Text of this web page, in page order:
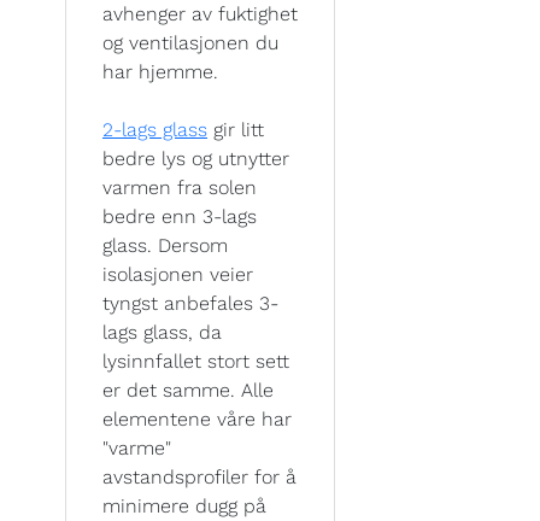
avhenger av fuktighet
og ventilasjonen du
har hjemme.
2-lags glass gir litt
bedre lys og utnytter
varmen fra solen
bedre enn 3-lags
glass. Dersom
isolasjonen veier
tyngst anbefales 3-
lags glass, da
lysinnfallet stort sett
er det samme. Alle
elementene våre har
"varme"
avstandsprofiler for å
minimere dugg på